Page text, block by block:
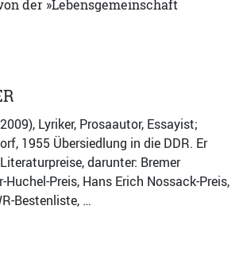
der »Lebensgemeinschaft
Lyriker, Prosaautor, Essayist;
1955 Übersiedlung in die DDR. Er
darunter: Bremer
Huchel-Preis, Hans Erich Nossack-Preis,
Bestenliste, …